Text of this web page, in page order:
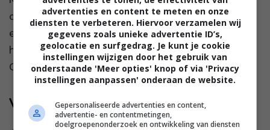
comfortabele periode. Krampen, vermoeidheid en
een onrustig gevoel door je menstruatie kunnen
het dagelijks leven behoorlijk beïnvloeden.
Gelukkig...
Volg jij ons al?
advertenties en content te meten en onze
diensten te verbeteren. Hiervoor verzamelen wij
gegevens zoals unieke advertentie ID’s,
geolocatie en surfgedrag. Je kunt je cookie
instellingen wijzigen door het gebruik van
onderstaande 'Meer opties' knop of via 'Privacy
instellingen aanpassen' onderaan de website.
Gepersonaliseerde advertenties en content,
advertentie- en contentmetingen,
doelgroepenonderzoek en ontwikkeling van diensten